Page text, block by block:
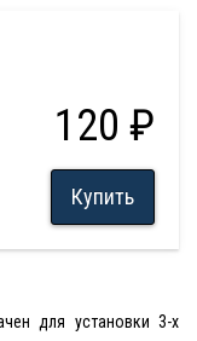
120 ₽
Купить
для установки 3-х